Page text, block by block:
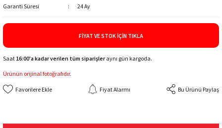
Garanti Süresi
24 Ay
FIYAT VE STOK İÇIN TIKLA
Saat 16:00'a kadar verilen tüm siparişleraynı gün kargoda.
Ürünün orijinal fotoğrafıdır.
Fiyat Alarmı Bu Ürünü Paylaş